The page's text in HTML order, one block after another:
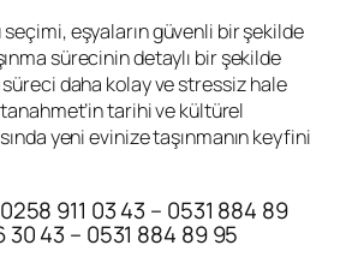
seçimi, eşyaların güvenli bir şekilde
sürecinin detaylı bir şekilde
süreci daha kolay ve stressiz hale
tarihi ve kültürel
yeni evinize taşınmanın keyfini
911 03 43 – 0531 884 89
30 43 – 0531 884 89 95